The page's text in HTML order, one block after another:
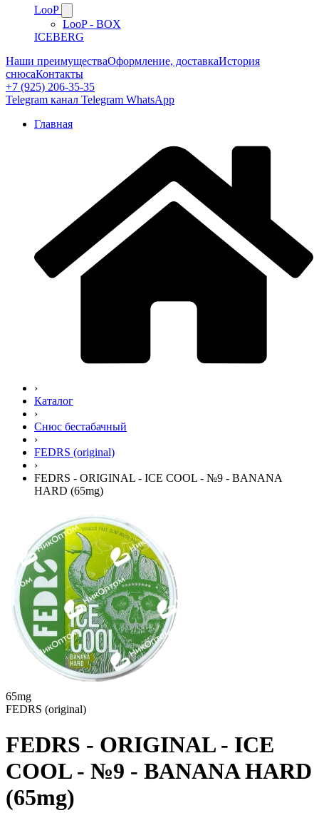
LooP
LooP - BOX
ICEBERG
Наши преимуществаОформление, доставкаИстория
снюсаКонтакты
+7 (925) 206-35-35
Telegram канал Telegram WhatsApp
Главная
›
Каталог
›
Снюс бестабачный
›
FEDRS (original)
›
FEDRS - ORIGINAL - ICE COOL - №9 - BANANA
HARD (65mg)
65mg
FEDRS (original)
FEDRS - ORIGINAL - ICE
COOL - №9 - BANANA HARD
(65mg)